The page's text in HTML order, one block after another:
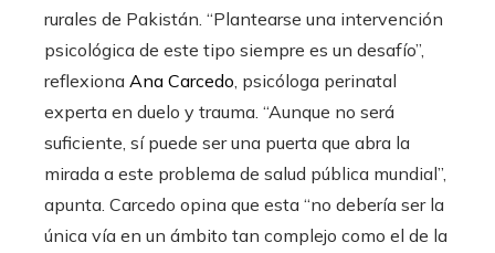
rurales de Pakistán. “Plantearse una intervención
psicológica de este tipo siempre es un desafío”,
reflexiona Ana Carcedo , psicóloga perinatal
experta en duelo y trauma. “Aunque no será
suficiente, sí puede ser una puerta que abra la
mirada a este problema de salud pública mundial”,
apunta. Carcedo opina que esta “no debería ser la
única vía en un ámbito tan complejo como el de la